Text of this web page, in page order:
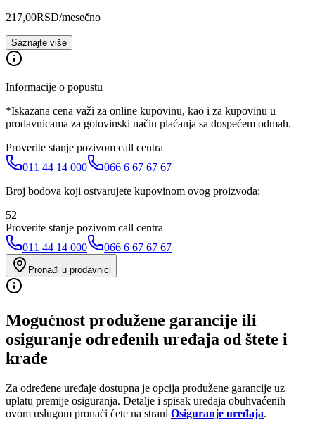
217,00RSD/mesečno
Saznajte više
Informacije o popustu
*Iskazana cena važi za online kupovinu, kao i za kupovinu u
prodavnicama za gotovinski način plaćanja sa dospećem odmah.
Proverite stanje pozivom call centra
011 44 14 000
066 6 67 67 67
Broj bodova koji ostvarujete kupovinom ovog proizvoda:
52
Proverite stanje pozivom call centra
011 44 14 000
066 6 67 67 67
Pronađi u prodavnici
Mogućnost produžene garancije ili
osiguranje određenih uređaja od štete i
krađe
Za određene uređaje dostupna je opcija produžene garancije uz
uplatu premije osiguranja. Detalje i spisak uređaja obuhvaćenih
ovom uslugom pronaći ćete na strani Osiguranje uređaja.